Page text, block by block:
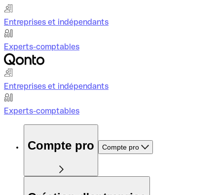
Entreprises et indépendants
Experts-comptables
Entreprises et indépendants
Experts-comptables
Compte pro Compte pro